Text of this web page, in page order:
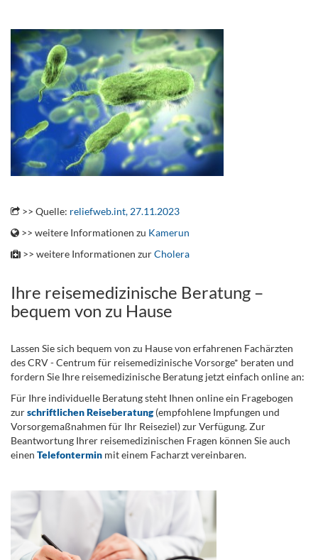
>> Quelle: reliefweb.int, 27.11.2023
>> weitere Informationen zu Kamerun
>> weitere Informationen zurCholera
Ihre reisemedizinische Beratung –
bequem von zu Hause
Lassen Sie sich bequem von zu Hause von erfahrenen Fachärzten
des CRV - Centrum für reisemedizinische Vorsorge* beraten und
fordern Sie Ihre reisemedizinische Beratung jetzt einfach online an:
Für Ihre individuelle Beratung steht Ihnen online ein Fragebogen
zurschriftlichen Reiseberatung(empfohlene Impfungen und
Vorsorgemaßnahmen für Ihr Reiseziel) zur Verfügung. Zur
Beantwortung Ihrer reisemedizinischen Fragen können Sie auch
einen Telefontermin mit einem Facharzt vereinbaren.